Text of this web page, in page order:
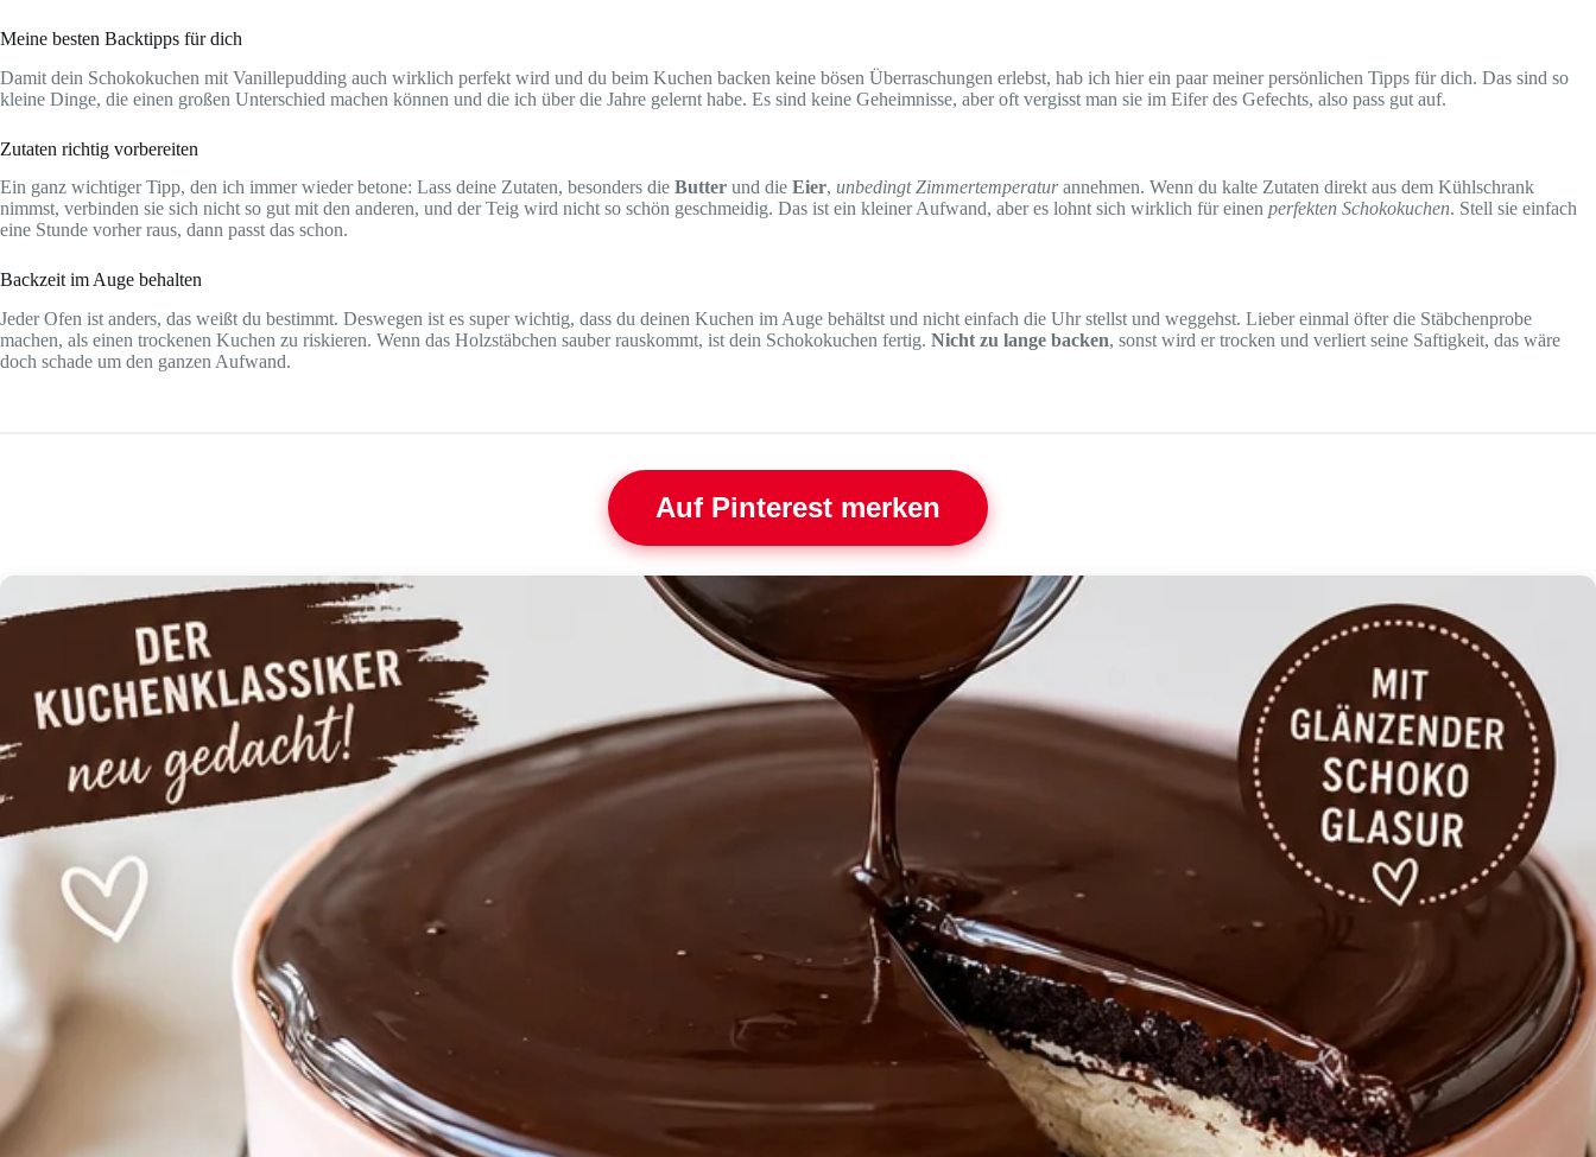
Meine besten Backtipps für dich
Damit dein Schokokuchen mit Vanillepudding auch wirklich perfekt wird und du beim Kuchen backen keine bösen Überraschungen erlebst, hab ich hier ein paar meiner persönlichen Tipps für dich. Das sind so
kleine Dinge, die einen großen Unterschied machen können und die ich über die Jahre gelernt habe. Es sind keine Geheimnisse, aber oft vergisst man sie im Eifer des Gefechts, also pass gut auf.
Zutaten richtig vorbereiten
Ein ganz wichtiger Tipp, den ich immer wieder betone: Lass deine Zutaten, besonders die Butter und die Eier, unbedingt Zimmertemperaturannehmen. Wenn du kalte Zutaten direkt aus dem Kühlschrank
nimmst, verbinden sie sich nicht so gut mit den anderen, und der Teig wird nicht so schön geschmeidig. Das ist ein kleiner Aufwand, aber es lohnt sich wirklich für einen perfekten Schokokuchen. Stell sie einfach
eine Stunde vorher raus, dann passt das schon.
Backzeit im Auge behalten
Jeder Ofen ist anders, das weißt du bestimmt. Deswegen ist es super wichtig, dass du deinen Kuchen im Auge behältst und nicht einfach die Uhr stellst und weggehst. Lieber einmal öfter die Stäbchenprobe
machen, als einen trockenen Kuchen zu riskieren. Wenn das Holzstäbchen sauber rauskommt, ist dein Schokokuchen fertig. Nicht zu lange backen, sonst wird er trocken und verliert seine Saftigkeit, das wäre
doch schade um den ganzen Aufwand.
Auf Pinterest merken